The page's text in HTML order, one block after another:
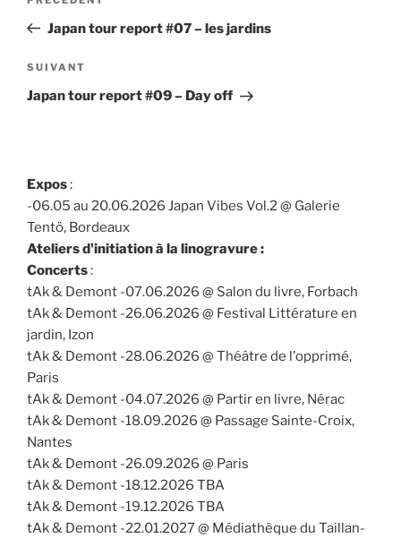
l’article
précédent
Japan tour report #07 – les jardins
Article
suivant
SUIVANT
Japan tour report #09 – Day off
Expos:
-06.05 au 20.06.2026 Japan Vibes Vol.2 @ Galerie
Tentö, Bordeaux
Ateliers d'initiation à la linogravure :
Concerts:
tAk & Demont -07.06.2026 @ Salon du livre, Forbach
tAk & Demont -26.06.2026 @ Festival Littérature en
jardin, Izon
tAk & Demont -28.06.2026 @ Théâtre de l'opprimé,
Paris
tAk & Demont -04.07.2026 @ Partir en livre, Nérac
tAk & Demont -18.09.2026 @ Passage Sainte-Croix,
Nantes
tAk & Demont -26.09.2026 @ Paris
tAk & Demont -18.12.2026 TBA
tAk & Demont -19.12.2026 TBA
tAk & Demont -22.01.2027 @ Médiathèque du Taillan-